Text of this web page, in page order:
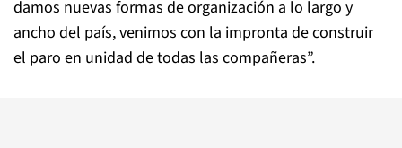
damos nuevas formas de organización a lo largo y
ancho del país, venimos con la impronta de construir
el paro en unidad de todas las compañeras”.